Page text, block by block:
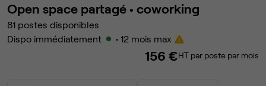
Open space partagé • coworking
81 postes disponibles
Dispo immédiatement
• 12 mois max
156 €HT par poste par mois